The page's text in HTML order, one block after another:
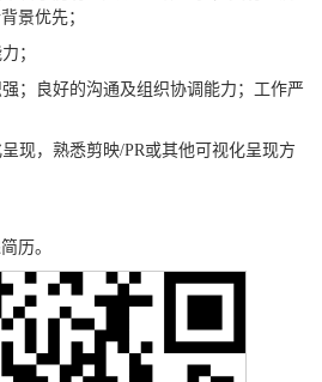
景优先；
；
；良好的沟通及组织协调能力；工作严
现，熟悉剪映/PR或其他可视化呈现方
历。